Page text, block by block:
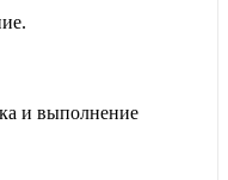
и выполнение